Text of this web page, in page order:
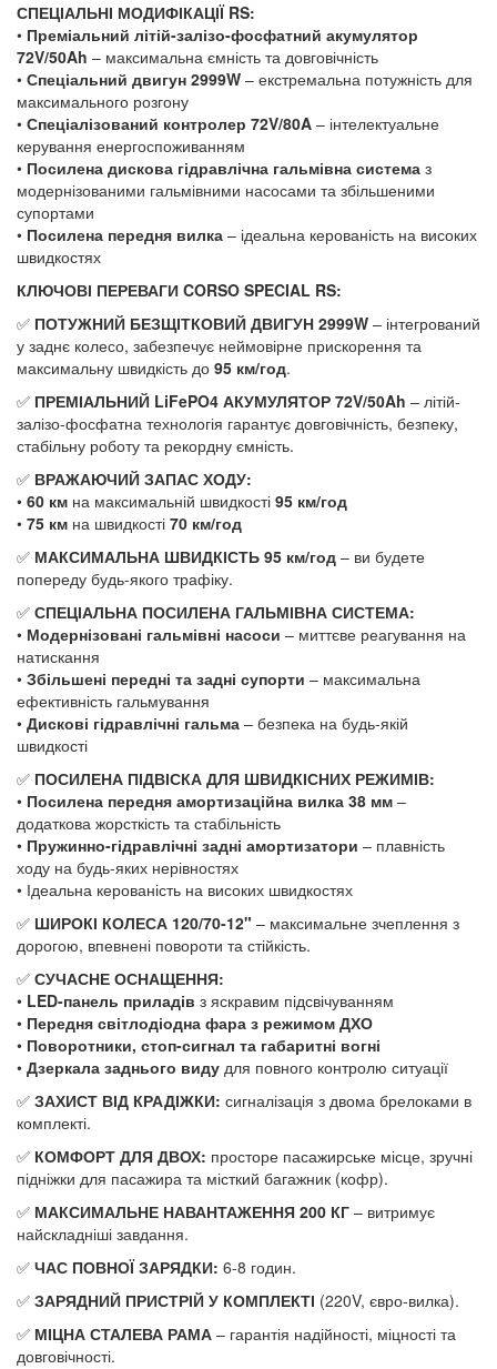
СПЕЦІАЛЬНІ МОДИФІКАЦІЇ RS:
• Преміальний літій-залізо-фосфатний акумулятор
72V/50Ah – максимальна ємність та довговічність
• Спеціальний двигун 2999W – екстремальна потужність для
максимального розгону
• Спеціалізований контролер 72V/80A – інтелектуальне
керування енергоспоживанням
• Посилена дискова гідравлічна гальмівна система з
модернізованими гальмівними насосами та збільшеними
супортами
• Посилена передня вилка – ідеальна керованість на високих
швидкостях
КЛЮЧОВІ ПЕРЕВАГИ CORSO SPECIAL RS:
✅ ПОТУЖНИЙ БЕЗЩІТКОВИЙ ДВИГУН 2999W – інтегрований
у заднє колесо, забезпечує неймовірне прискорення та
максимальну швидкість до 95 км/год.
✅ ПРЕМІАЛЬНИЙ LiFePO4 АКУМУЛЯТОР 72V/50Ah – літій-
залізо-фосфатна технологія гарантує довговічність, безпеку,
стабільну роботу та рекордну ємність.
✅ ВРАЖАЮЧИЙ ЗАПАС ХОДУ:
• 60 км на максимальній швидкості 95 км/год
• 75 км на швидкості 70 км/год
✅ МАКСИМАЛЬНА ШВИДКІСТЬ 95 км/год – ви будете
попереду будь-якого трафіку.
✅ СПЕЦІАЛЬНА ПОСИЛЕНА ГАЛЬМІВНА СИСТЕМА:
• Модернізовані гальмівні насоси – миттєве реагування на
натискання
• Збільшені передні та задні супорти – максимальна
ефективність гальмування
• Дискові гідравлічні гальма – безпека на будь-якій
швидкості
✅ ПОСИЛЕНА ПІДВІСКА ДЛЯ ШВИДКІСНИХ РЕЖИМІВ:
• Посилена передня амортизаційна вилка 38 мм –
додаткова жорсткість та стабільність
• Пружинно-гідравлічні задні амортизатори – плавність
ходу на будь-яких нерівностях
• Ідеальна керованість на високих швидкостях
✅ ШИРОКІ КОЛЕСА 120/70-12" – максимальне зчеплення з
дорогою, впевнені повороти та стійкість.
✅ СУЧАСНЕ ОСНАЩЕННЯ:
• LED-панель приладів з яскравим підсвічуванням
• Передня світлодіодна фара з режимом ДХО
• Поворотники, стоп-сигнал та габаритні вогні
• Дзеркала заднього виду для повного контролю ситуації
✅ ЗАХИСТ ВІД КРАДІЖКИ: сигналізація з двома брелоками в
комплекті.
✅ КОМФОРТ ДЛЯ ДВОХ: просторе пасажирське місце, зручні
підніжки для пасажира та місткий багажник (кофр).
✅ МАКСИМАЛЬНЕ НАВАНТАЖЕННЯ 200 КГ – витримує
найскладніші завдання.
✅ ЧАС ПОВНОЇ ЗАРЯДКИ: 6-8 годин.
✅ ЗАРЯДНИЙ ПРИСТРІЙ У КОМПЛЕКТІ (220V, євро-вилка).
✅ МІЦНА СТАЛЕВА РАМА – гарантія надійності, міцності та
довговічності.